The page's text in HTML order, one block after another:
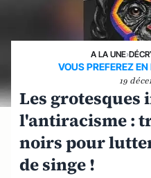
A LA UNE›
VOUS PREFEREZ EN
19
Les grotesques
l'antiracisme :
noirs pour
de singe !